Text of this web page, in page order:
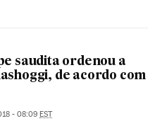
saudita ordenou a
de acordo com
- 08:09 EST